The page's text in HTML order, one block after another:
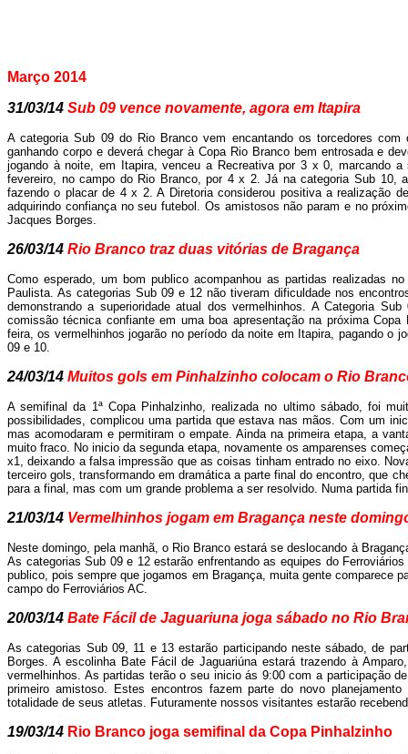
Março 2014
31/03/14 Sub 09 vence novamente, agora em Itapira
A categoria Sub 09 do Rio Branco vem encantando os torcedores
ganhando corpo e deverá chegar à Copa Rio Branco bem entrosada e
jogando à noite, em Itapira, venceu a Recreativa por 3 x 0, marcando
fevereiro, no campo do Rio Branco, por 4 x 2. Já na categoria Sub 10,
fazendo o placar de 4 x 2. A Diretoria considerou positiva a realização
adquirindo confiança no seu futebol. Os amistosos não param e no
Jacques Borges.
26/03/14 Rio Branco traz duas vitórias de Bragança
Como esperado, um bom publico acompanhou as partidas realizadas
Paulista. As categorias Sub 09 e 12 não tiveram dificuldade nos
demonstrando a superioridade atual dos vermelhinhos. A Categoria
comissão técnica confiante em uma boa apresentação na próxima
feira, os vermelhinhos jogarão no período da noite em Itapira, pagando o
09 e 10.
24/03/14 Muitos gols em Pinhalzinho colocam o Rio
A semifinal da 1ª Copa Pinhalzinho, realizada no ultimo sábado, foi
possibilidades, complicou uma partida que estava nas mãos. Com um
mas acomodaram e permitiram o empate. Ainda na primeira etapa, a
muito fraco. No inicio da segunda etapa, novamente os amparenses
x1, deixando a falsa impressão que as coisas tinham entrado no eixo.
terceiro gols, transformando em dramática a parte final do encontro, que
para a final, mas com um grande problema a ser resolvido. Numa partida
21/03/14 Vermelhinhos jogam em Bragança neste
Neste domingo, pela manhã, o Rio Branco estará se deslocando à
As categorias Sub 09 e 12 estarão enfrentando as equipes do
publico, pois sempre que jogamos em Bragança, muita gente comparece
campo do Ferroviários AC.
20/03/14 Bate Fácil de Jaguariuna joga sábado no Rio
As categorias Sub 09, 11 e 13 estarão participando neste sábado, de
Borges. A escolinha Bate Fácil de Jaguariúna estará trazendo à
vermelhinhos. As partidas terão o seu inicio ás 9:00 com a participação
primeiro amistoso. Estes encontros fazem parte do novo
totalidade de seus atletas. Futuramente nossos visitantes estarão
19/03/14 Rio Branco joga semifinal da Copa Pinhalzinho